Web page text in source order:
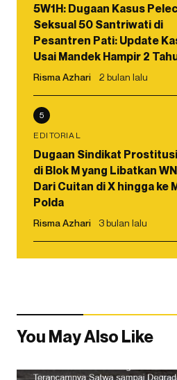
5W1H: Dugaan Kasus
Seksual 50 Santriwati di
Pesantren Pati: Update
Usai Mandek Hampir 2
Risma Azhari 2 bulan lalu
5
EDITORIAL
Dugaan Sindikat
di Blok M yang Libatkan
Dari Cuitan di X hingga ke
Polda
Risma Azhari 3 bulan lalu
You May Also Like